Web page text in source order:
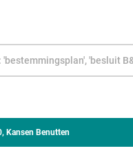
Kansen Benutten